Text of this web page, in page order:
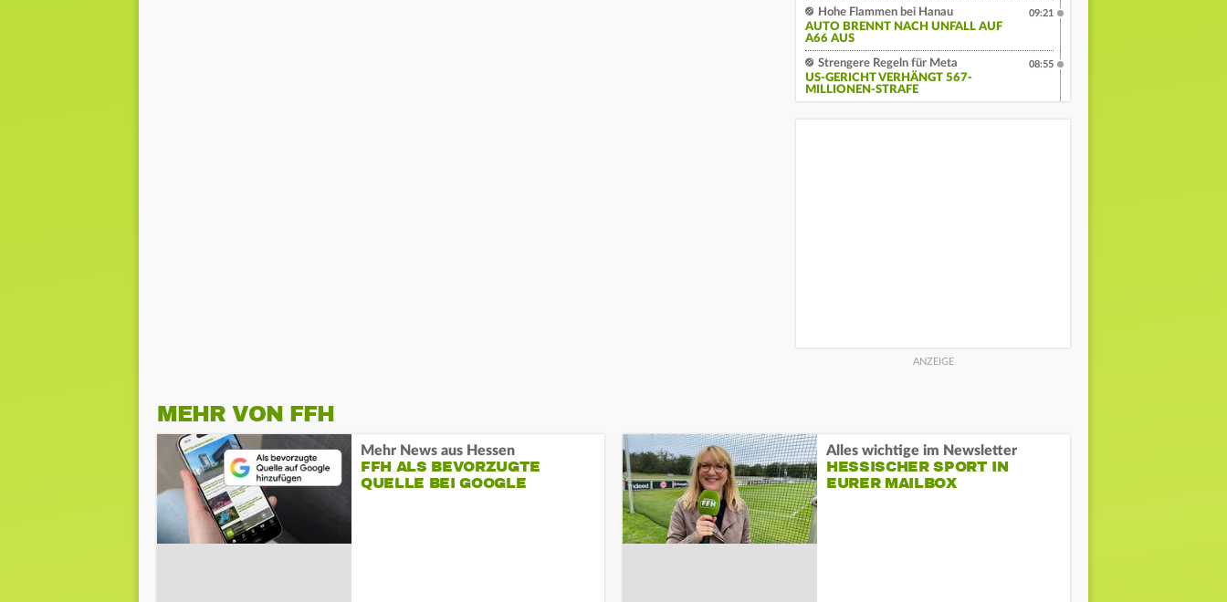
Hohe Flammen bei Hanau
AUTO BRENNT NACH UNFALL AUF
A66 AUS
09:21
Strengere Regeln für Meta
US-GERICHT VERHÄNGT 567-
MILLIONEN-STRAFE
08:55
MEHR VON FFH
Mehr News aus Hessen
FFH ALS BEVORZUGTE
QUELLE BEI GOOGLE
Alles wichtige im Newsletter
HESSISCHER SPORT IN
EURER MAILBOX